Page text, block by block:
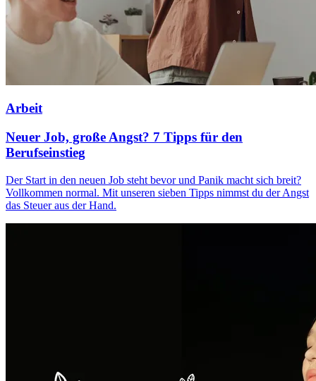
Arbeit
Neuer Job, große Angst? 7 Tipps für den
Berufseinstieg
Der Start in den neuen Job steht bevor und Panik macht sich breit?
Vollkommen normal. Mit unseren sieben Tipps nimmst du der Angst
das Steuer aus der Hand.